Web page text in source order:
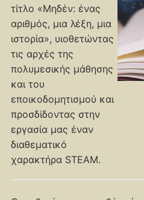
τίτλο «Μηδέν: ένας
αριθμός, μια λέξη, μια
ιστορία», υιοθετώντας
τις αρχές της
πολυμεσικής μάθησης
και του
εποικοδομητισμού και
προσδίδοντας στην
εργασία μας έναν
διαθεματικό
χαρακτήρα STEAM.